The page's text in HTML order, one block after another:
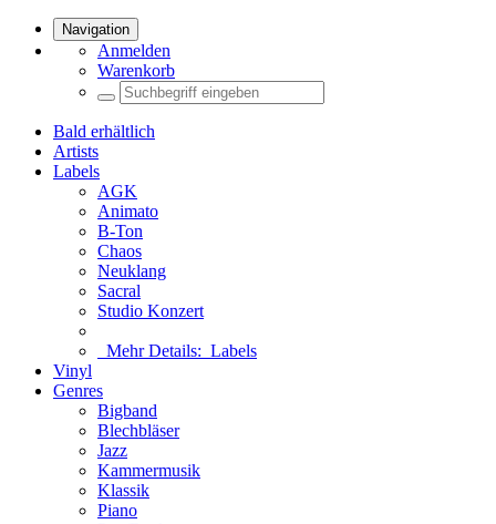
Navigation
Anmelden
Warenkorb
Bald erhältlich
Artists
Labels
AGK
Animato
B-Ton
Chaos
Neuklang
Sacral
Studio Konzert
Mehr Details: Labels
Vinyl
Genres
Bigband
Blechbläser
Jazz
Kammermusik
Klassik
Piano